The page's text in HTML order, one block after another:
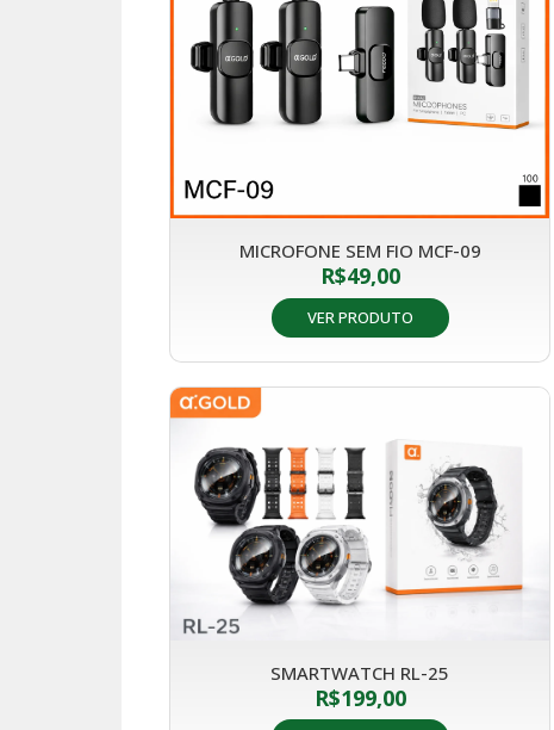
MICROFONE SEM FIO MCF-09
R$49,00
VER PRODUTO
SMARTWATCH RL-25
R$199,00